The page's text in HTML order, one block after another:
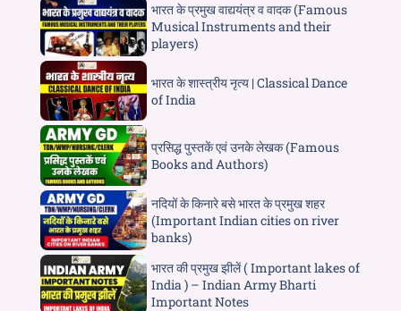
भारत के प्रमुख वाद्ययंत्र व वादक (Famous
Musical Instruments and their
players)
भारत के शास्त्रीय नृत्य | Classical Dance
of India
प्रसिद्ध पुस्तकें एवं उनके लेखक (Famous
Books and Authors)
नदियों के किनारे बसे भारत के प्रमुख शहर
(Important Indian cities on river
banks)
भारत की प्रमुख झीलें ( Important lakes of
India ) – Indian Army Bharti
Important Notes